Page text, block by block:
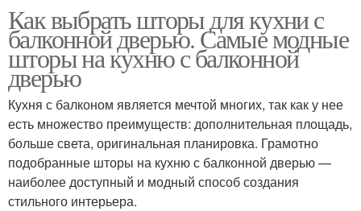
Как выбрать шторы для кухни с
балконной дверью. Самые модные
шторы на кухню с балконной
дверью
Кухня с балконом является мечтой многих, так как у нее
есть множество преимуществ: дополнительная площадь,
больше света, оригинальная планировка. Грамотно
подобранные шторы на кухню с балконной дверью —
наиболее доступный и модный способ создания
стильного интерьера.